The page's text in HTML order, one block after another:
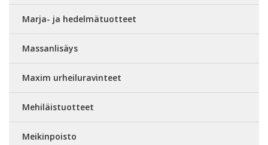
Marja- ja hedelmätuotteet
Massanlisäys
Maxim urheiluravinteet
Mehiläistuotteet
Meikinpoisto